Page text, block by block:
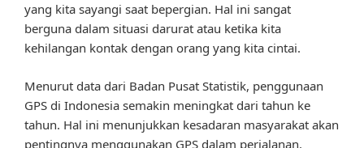
yang kita sayangi saat bepergian. Hal ini sangat
berguna dalam situasi darurat atau ketika kita
kehilangan kontak dengan orang yang kita cintai.
Menurut data dari Badan Pusat Statistik, penggunaan
GPS di Indonesia semakin meningkat dari tahun ke
tahun. Hal ini menunjukkan kesadaran masyarakat akan
pentingnya menggunakan GPS dalam perjalanan.